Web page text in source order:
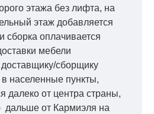
этажа без лифта, на
этаж добавляется
сборка оплачивается
мебели
сборщику
населенные пункты,
далеко от центра страны,
дальше от Кармиэля на